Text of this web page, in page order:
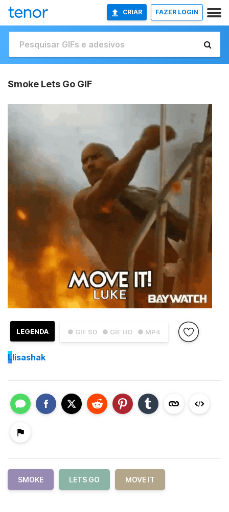
CRIAR FAZER LOGIN
Smoke Lets Go GIF
● GIF SD ● GIF HD ● MP4
LEGENDA
Llisashak
SMOKE LETS GO MOVE IT